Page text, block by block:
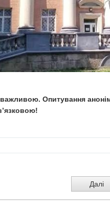
важливою. Опитування
’язковою!